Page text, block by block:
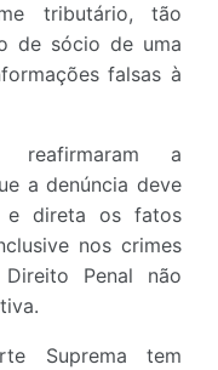
tributário, tão
de sócio de uma
falsas à
a
a denúncia deve
e direta os fatos
nos crimes
Penal não
Suprema tem